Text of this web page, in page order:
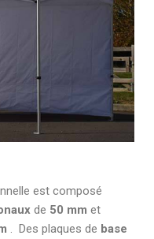
est composé
de 50 mm et
. Des plaques de base